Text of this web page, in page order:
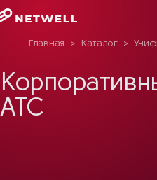
Главная > Каталог >
АТС